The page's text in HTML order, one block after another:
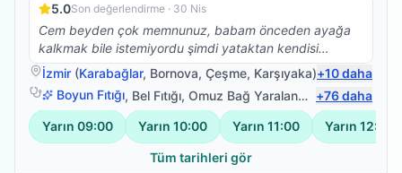
5.0Son değerlendirme · 30 Nis
Cem beyden çok memnunuz, babam önceden ayağa
kalkmak bile istemiyordu şimdi yataktan kendisi
kalkıyor yan koltuğa geçiyor, hareket etme konusunda
daha istekli. Çok teşekkür ederiz.
İzmir (Karabağlar, Bornova, Çeşme, Karşıyaka)+10daha
Boyun Fıtığı, Bel Fıtığı, Omuz Bağ Yaralanması ,Protez
+76daha
Yarın 09:00 Yarın 10:00 Yarın 11:00 Yarın 12:00
Tüm tarihleri gör